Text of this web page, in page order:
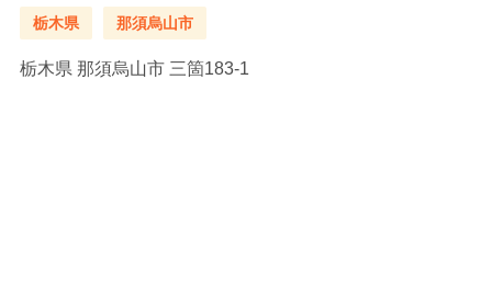
栃木県 那須烏山市
栃木県 那須烏山市 三箇183-1